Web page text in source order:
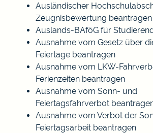
Ausländischer
Zeugnisbewertung beantragen
Auslands-BAföG für
Ausnahme vom Gesetz über
Feiertage beantragen
Ausnahme vom LKW-
Ferienzeiten beantragen
Ausnahme vom Sonn- und
Feiertagsfahrverbot
Ausnahme vom Verbot der
Feiertagsarbeit beantragen